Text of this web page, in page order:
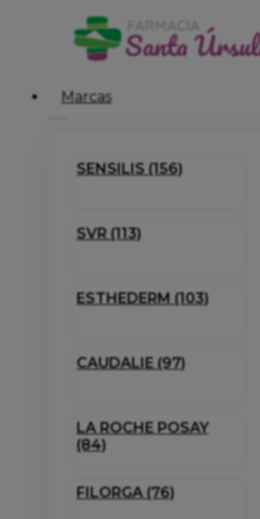
Marcas
SENSILIS (156)
SVR (113)
ESTHEDERM (103)
CAUDALIE (97)
LA ROCHE POSAY
(84)
FILORGA (76)